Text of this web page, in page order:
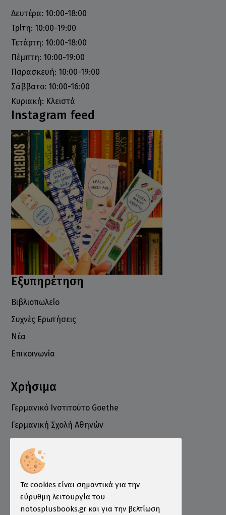
Δευτέρα: 10:00-18:00
Τρίτη: 10:00-19:00
Τετάρτη: 10:00-18:00
Πέμπτη: 10:00-19:00
Παρασκευή: 10:00-19:00
Σάββατο: 10:00-16:00
Κυριακή: Κλειστά
Instagram feed
Εξυπηρέτηση
Βιβλιοπωλείο
Συχνές Ερωτήσεις
Νέα
Επικοινωνία
Χρήσιμα
Γερμανικό Ινστιτούτο Goethe
Γερμανική Σχολή Αθηνών
Επιμελητήριο
Ινστιτούτο ÖSD Ελλάδας
Πληροφορίες
Τρόποι Παραγγελίας
Τα cookies είναι σημαντικά για την
εύρυθμη λειτουργία του
notosplusbooks.gr και για την βελτίωση